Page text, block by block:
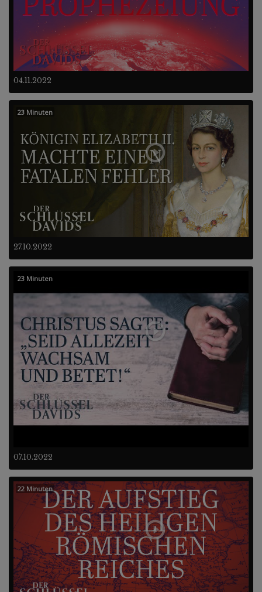
04.11.2022
27.10.2022
23 Minuten
07.10.2022
23 Minuten
22 Minuten